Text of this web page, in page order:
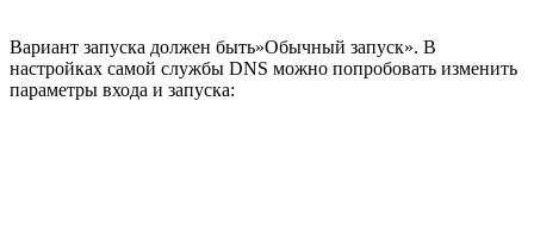
Вариант запуска должен быть»Обычный запуск». В
настройках самой службы DNS можно попробовать изменить
параметры входа и запуска: